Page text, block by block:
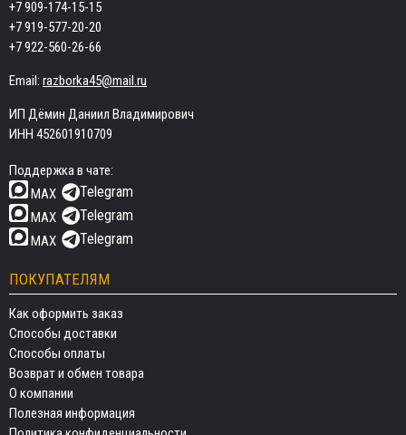
+7 909-174-15-15
+7 919-577-20-20
+7 922-560-26-66
Email: razborka45@mail.ru
ИП Дёмин Даниил Владимирович
ИНН 452601910709
Поддержка в чате:
MAX
Telegram
MAX Telegram
MAX Telegram
ПОКУПАТЕЛЯМ
Как оформить заказ
Способы доставки
Способы оплаты
Возврат и обмен товара
О компании
Полезная информация